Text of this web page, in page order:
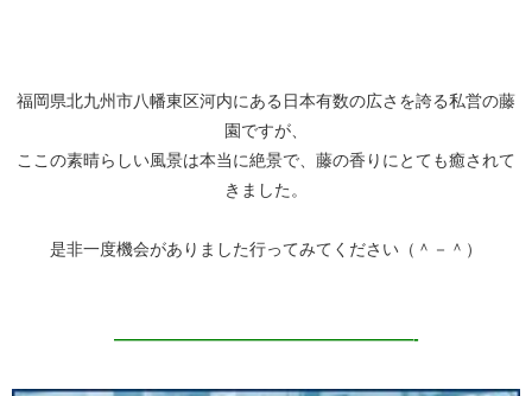
福岡県北九州市八幡東区河内にある日本有数の広さを誇る私営の藤
園ですが、
ここの素晴らしい風景は本当に絶景で、藤の香りにとても癒されて
きました。
是非一度機会がありました行ってみてください（＾－＾）
——————————————————-